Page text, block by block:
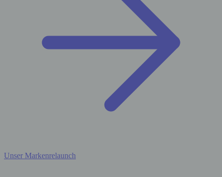
Unser Markenrelaunch